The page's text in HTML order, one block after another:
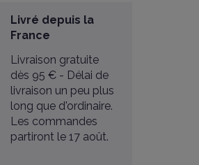
Livré depuis la
France
Livraison gratuite
dès 95 € - Délai de
livraison un peu plus
long que d'ordinaire.
Les commandes
partiront le 17 août.